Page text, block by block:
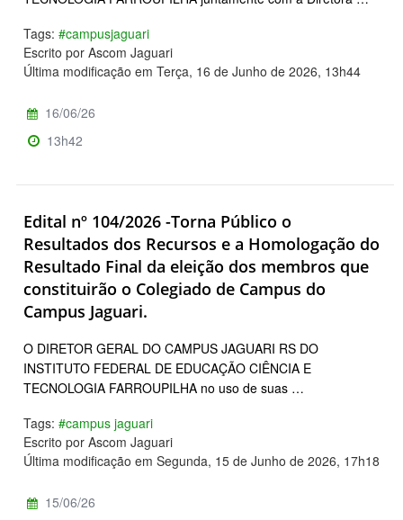
Tags: #campusjaguari
Escrito por Ascom Jaguari
Última modificação em Terça, 16 de Junho de 2026, 13h44
16/06/26
13h42
Edital nº 104/2026 -Torna Público o
Resultados dos Recursos e a Homologação do
Resultado Final da eleição dos membros que
constituirão o Colegiado de Campus do
Campus Jaguari.
O DIRETOR GERAL DO CAMPUS JAGUARI RS DO
INSTITUTO FEDERAL DE EDUCAÇÃO CIÊNCIA E
TECNOLOGIA FARROUPILHA no uso de suas …
Tags: #campus jaguari
Escrito por Ascom Jaguari
Última modificação em Segunda, 15 de Junho de 2026, 17h18
15/06/26